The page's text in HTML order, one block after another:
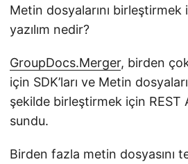
Metin dosyalarını birleştirmek
yazılım nedir?
GroupDocs.Merger, birden
için SDK’ları ve Metin
şekilde birleştirmek için REST
sundu.
Birden fazla metin dosyasını